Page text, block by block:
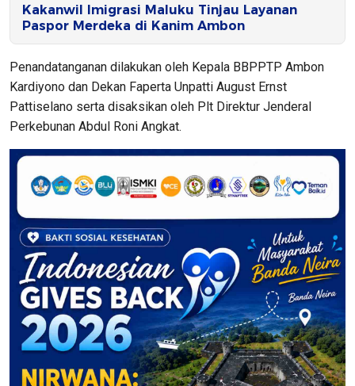
Kakanwil Imigrasi Maluku Tinjau Layanan
Paspor Merdeka di Kanim Ambon
Penandatanganan dilakukan oleh Kepala BBPPTP Ambon
Kardiyono dan Dekan Faperta Unpatti August Ernst
Pattiselano serta disaksikan oleh Plt Direktur Jenderal
Perkebunan Abdul Roni Angkat.